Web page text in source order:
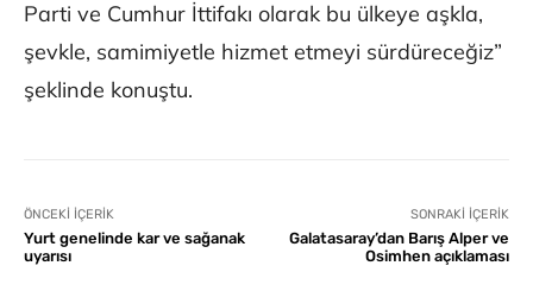
Parti ve Cumhur İttifakı olarak bu ülkeye aşkla,
şevkle, samimiyetle hizmet etmeyi sürdüreceğiz”
şeklinde konuştu.
ÖNCEKI İÇERIK
Yurt genelinde kar ve sağanak
uyarısı
SONRAKI İÇERIK
Galatasaray’dan Barış Alper ve
Osimhen açıklaması